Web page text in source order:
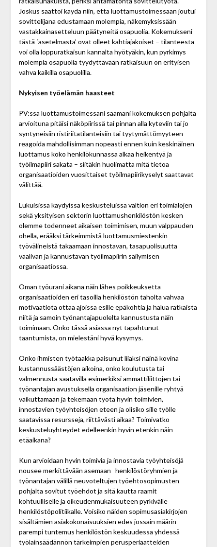
Joskus saattoi käydä niin, että luottamus­toimessaan joutui
sovittelijana edustamaan molempia, näkemyksissään
vastakkainasetteluun päätyneitä osapuolia. Kokemukseni
tästä ´asetelmasta’ ovat olleet kahtiajakoiset – tilanteesta
voi olla loppuratkaisun kannalta hyötyäkin, kun pyrkimys
molempia osapuolia tyydyttävään ratkaisuun on erityisen
vahva kaikilla osapuolilla.
Nykyisen työelämän haasteet
PV:ssa luottamustoimessani saamani kokemuksen pohjalta
arvioituna pitäisi näköpiirissä tai pinnan alla kyteviin tai jo
syntyneisiin ristiriitatilanteisiin tai tyytymättömyyteen
reagoida mahdollisimman nopeasti ennen kuin keskinäinen
luottamus koko henkilökunnassa alkaa heikentyä ja
työilmapiiri sakata – siitäkin huolimatta mitä tietoa
organisaatioiden vuosittaiset työilmapiirikyselyt saattavat
välittää.
Lukuisissa käydyissä keskusteluissa valtion eri toimi­alojen
sekä yksityisen sektorin luottamushenkilöstön kesken
olemme todenneet aikaisen toimimisen, muun valppauden
ohella, erääksi tärkeimmistä luottamus­miestenkin
työvälineistä takaamaan innostavan, tasapuolisuutta
vaalivan ja kannustavan työ­ilmapiirin säilymisen
organisaatiossa.
Oman työurani aikana näin lähes poikkeuksetta
organisaatioiden eri tasoilla henkilöstön taholta vahvaa
motivaatiota ottaa ajoissa esille epäkohtia ja halua ratkaista
niitä ja samoin työnantajapuolelta kannustusta näin
toimimaan. Onko tässä asiassa nyt tapahtunut
taantumista, on mielestäni hyvä kysymys.
Onko ihmisten työtaakka paisunut liiaksi näinä kovina
kustannussäästöjen aikoina, onko koulutusta tai
valmennusta saatavilla esimerkiksi ammattiliittojen tai
työnantajan avustuksella organisaation jäsenille ryhtyä
vaikuttamaan ja tekemään työtä hyvin toimivien,
innostavien työyhteisöjen eteen ja olisiko sille työlle
saatavissa resursseja, riittävästi aikaa? Toimivatko
keskusteluyhteydet edelleenkin hyvin etenkin näin
etäaikana?
Kun arvioidaan hyvin toimivia ja innostavia työ­yhteisöjä
nousee merkittävään asemaan henkilöstöryhmien ja
työnantajan välillä neuvoteltujen työehto­sopimusten
pohjalta sovitut työehdot ja sitä kautta raamit
kohtuulliselle ja oikeudenmukaisuuteen pyrkivälle
henkilöstöpolitiikalle. Voisiko näiden sopimusasiakirjojen
sisältämien asiakokonaisuuksien edes jossain määrin
parempi tuntemus henkilöstön keskuudessa yhdessä
työlainsäädännön tärkeimpien perusperiaatteiden